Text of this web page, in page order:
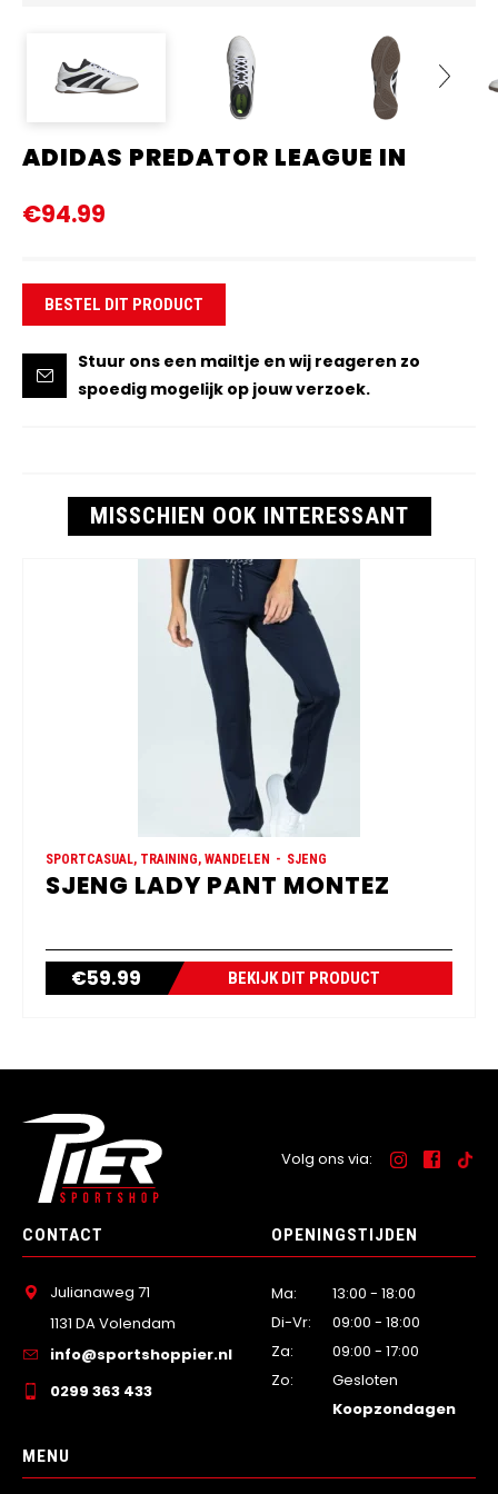
ADIDAS PREDATOR LEAGUE IN
€94.99
BESTEL DIT PRODUCT
Stuur ons een mailtje en wij reageren zo
spoedig mogelijk op jouw verzoek.
MISSCHIEN OOK INTERESSANT
SPORTCASUAL, TRAINING, WANDELEN SJENG
SJENG LADY PANT MONTEZ
€59.99 BEKIJK DIT PRODUCT
Volg ons via:
CONTACT
Julianaweg 71
1131 DA Volendam
info@sportshoppier.nl
0299 363 433
OPENINGSTIJDEN
Ma:
13:00 - 18:00
Di-Vr:
09:00 - 18:00
Za:
09:00 - 17:00
Zo:
Gesloten
Koopzondagen
MENU